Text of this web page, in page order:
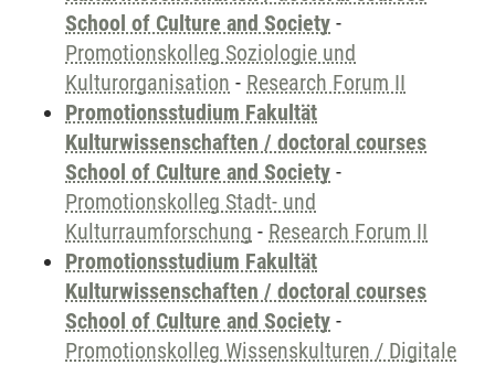
School of Culture and Society -
Promotionskolleg Soziologie und
Kulturorganisation - Research Forum II
Promotionsstudium Fakultät
Kulturwissenschaften / doctoral courses
School of Culture and Society -
Promotionskolleg Stadt- und
Kulturraumforschung - Research Forum II
Promotionsstudium Fakultät
Kulturwissenschaften / doctoral courses
School of Culture and Society -
Promotionskolleg Wissenskulturen / Digitale